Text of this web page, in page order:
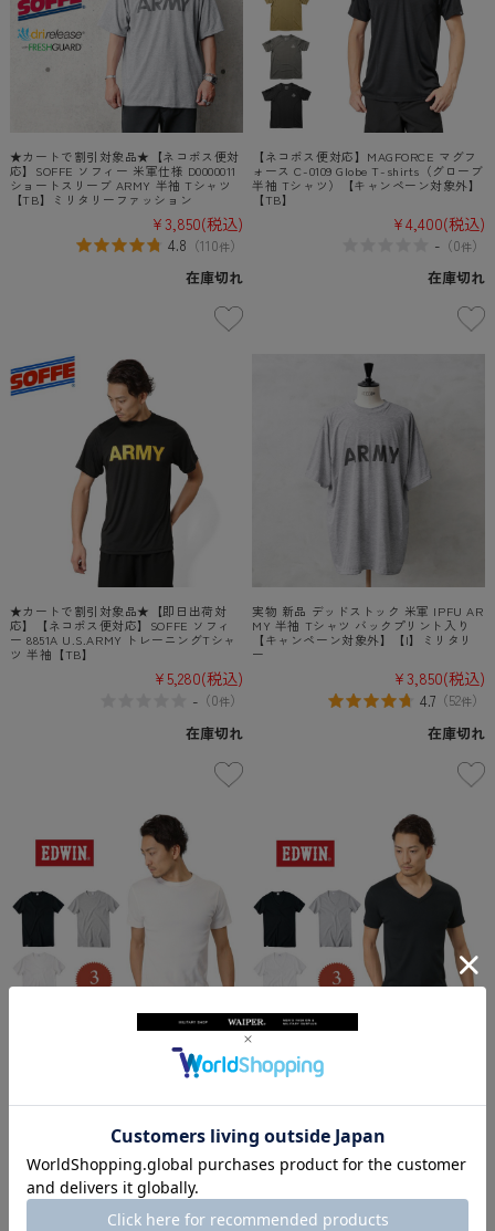
★カートで割引対象品★【ネコポス便対
応】SOFFE ソフィー 米軍仕様 D0000011
ショートスリーブ ARMY 半袖 Tシャツ
【TB】ミリタリーファッション
¥3,850(税込)
4.8 （110件）
在庫切れ
【ネコポス便対応】MAGFORCE マグフ
ォース C-0109 Globe T-shirts（グローブ
半袖 Tシャツ）【キャンペーン対象外】
【TB】
¥4,400(税込)
- （0件）
在庫切れ
★カートで割引対象品★【即日出荷対
応】【ネコポス便対応】SOFFE ソフィ
ー 8851A U.S.ARMY トレーニングTシャ
ツ 半袖【TB】
¥5,280(税込)
-（0件）
在庫切れ
実物 新品 デッドストック 米軍 IPFU AR
MY 半袖 Tシャツ バックプリント入り
【キャンペーン対象外】【I】ミリタリ
ー
¥3,850(税込)
4.7 （52件）
在庫切れ
【ネコポス便対応】EDWIN エドウィン
デイリーウェア ET5158 RIB クルーネッ
象外】
¥2,200(税込)
- ）
在庫切れ
【ネコポス便対応】EDWIN エドウィン
デイリーウェア ET5159 RIB Vネック半
外】